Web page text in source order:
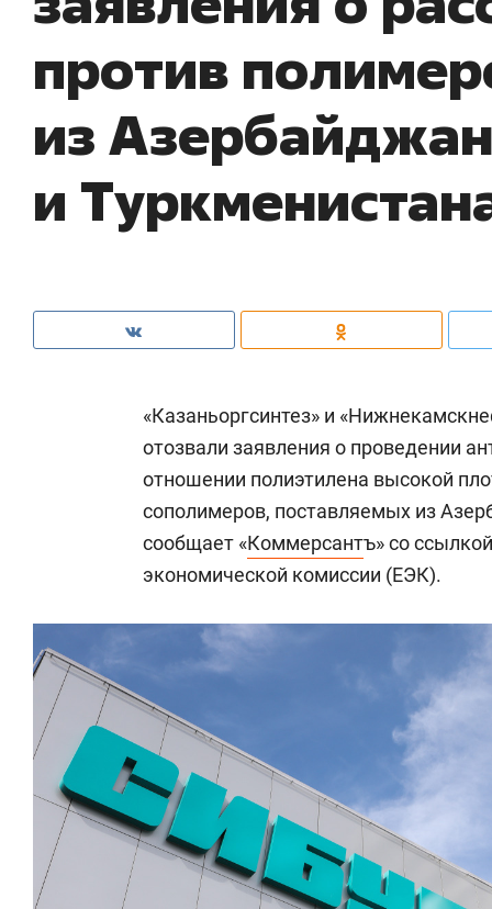
против
из
и
«Казаньоргсинтез» и
отозвали заявления о проведении
отношении полиэтилена высокой
сополимеров, поставляемых из
сообщает «Коммерсантъ» со
экономической комиссии (ЕЭК).